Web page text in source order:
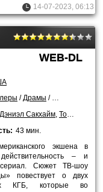
завершает свою
14-07-2023, 06:13
WEB-DL
/Драмы / Криминальные
Дэниэл Сакхайм, Томас Шламми
43 мин.
экшена в
– и
сериал. Сюжет ТВ-шоу
повествует о двух
КГБ, которые во